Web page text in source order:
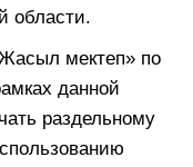
области.
мектеп» по
данной
раздельному